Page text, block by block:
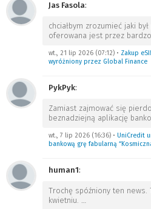
Jas Fasola:
chciałbym zrozumieć jaki
oferowana jest przez
wt., 21 lip 2026 (07:12) • Zakup
wyróżniony przez Global Finance
PykPyk:
Zamiast zajmować się
beznadziejną aplikację
wt., 7 lip 2026 (16:36) • UniCredit
bankową grę fabularną
human1:
Trochę spóźniony ten news.
kwietniu. …